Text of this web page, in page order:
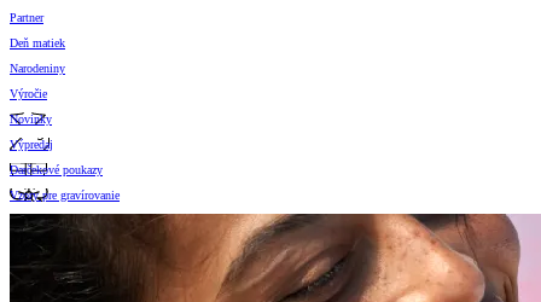
Partner
Deň matiek
Narodeniny
Výročie
Novinky
Výpredaj
Darčekové poukazy
Vzory pre gravírovanie